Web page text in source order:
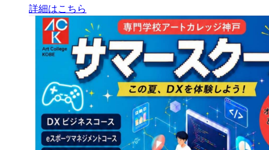
詳細はこちら